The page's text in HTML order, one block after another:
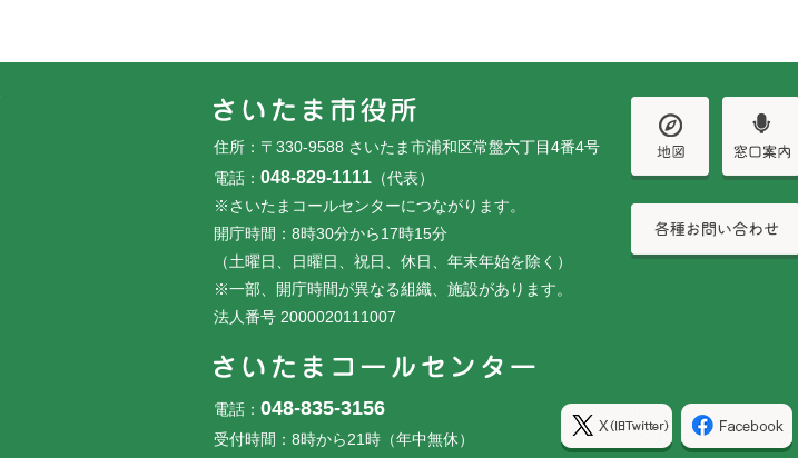
住所：〒330-9588 さいたま市浦和区常盤六丁目4番4号
電話： 048-829-1111 （代表）
※さいたまコールセンターにつながります。
開庁時間：8時30分から17時15分
（土曜日、日曜日、祝日、休日、年末年始を除く）
※一部、開庁時間が異なる組織、施設があります。
法人番号 2000020111007
電話： 048-835-3156
受付時間：8時から21時（年中無休）